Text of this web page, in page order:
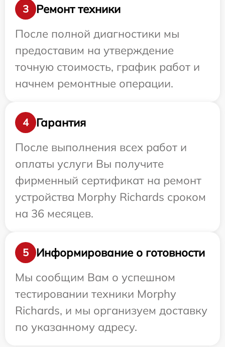
3
Ремонт техники
После полной диагностики мы
предоставим на утверждение
точную стоимость, график работ и
начнем ремонтные операции.
4
Гарантия
После выполнения всех работ и
оплаты услуги Вы получите
фирменный сертификат на ремонт
устройства Morphy Richards сроком
на 36 месяцев.
5
Информирование о готовности
Мы сообщим Вам о успешном
тестировании техники Morphy
Richards, и мы организуем доставку
по указанному адресу.